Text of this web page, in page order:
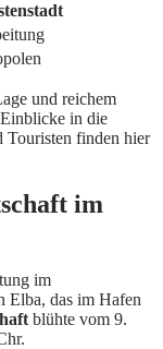
und reichem
in die
Touristen finden hier
im
im
Elba, das im Hafen
blühte vom 9.